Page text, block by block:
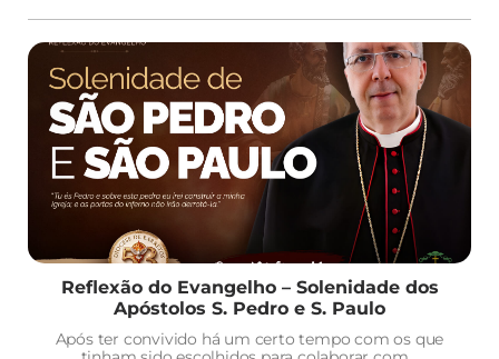
Reflexão do Evangelho – Solenidade dos
Apóstolos S. Pedro e S. Paulo
Após ter convivido há um certo tempo com os que